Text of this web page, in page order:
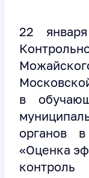
22
в
органов
«Оценка